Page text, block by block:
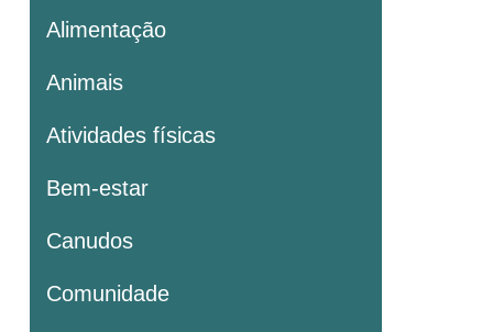
Alimentação
Animais
Atividades físicas
Bem-estar
Canudos
Comunidade